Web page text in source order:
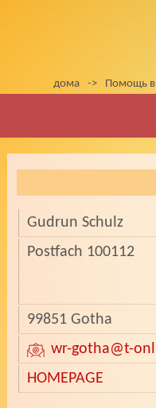
дома -> Помощь
Gudrun Schulz
Postfach 100112
99851 Gotha
wr-gotha@t-
HOMEPAGE